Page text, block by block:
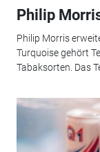
Philip
Philip Morris
Turquoise gehört
Tabaksorten. Das